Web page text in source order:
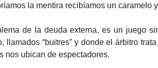
la mentira recibíamos un caramelo
de la deuda externa, es un juego
llamados “buitres” y donde el árbitro
nos ubican de espectadores.